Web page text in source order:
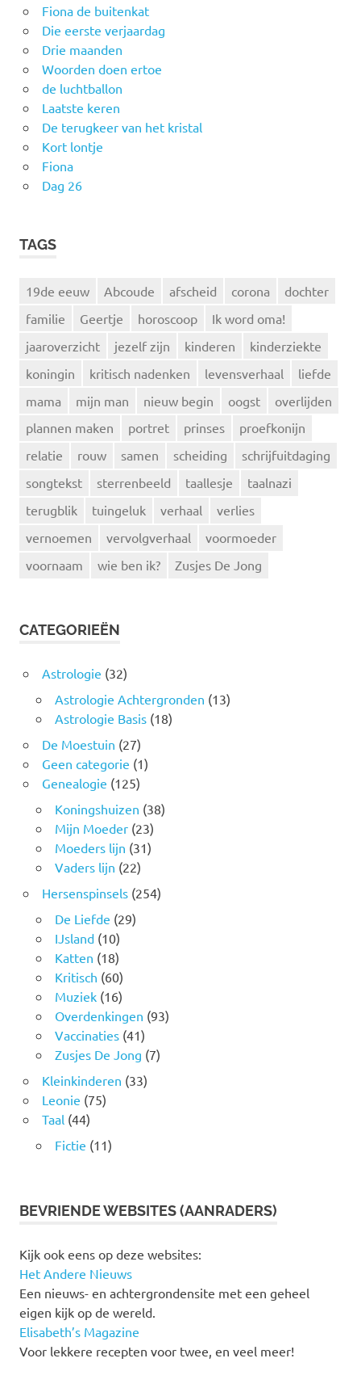
Fiona de buitenkat
Die eerste verjaardag
Drie maanden
Woorden doen ertoe
de luchtballon
Laatste keren
De terugkeer van het kristal
Kort lontje
Fiona
Dag 26
TAGS
19de eeuw Abcoude afscheid corona
dochter
familie
Geertje horoscoop
Ik word oma!
jaaroverzicht
jezelf zijn kinderen
kinderziekte
koningin
kritisch nadenken levensverhaal
liefde
mama
mijn man nieuw begin oogst
overlijden
plannen maken
portret prinses
proefkonijn
relatie
rouw samen scheiding
schrijfuitdaging
songtekst
sterrenbeeld taallesje
taalnazi
terugblik
tuingeluk verhaal
verlies
vernoemen
vervolgverhaal
voormoeder
voornaam
wie ben ik? Zusjes De Jong
CATEGORIEËN
Astrologie (32)
Astrologie Achtergronden (13)
Astrologie Basis(18)
De Moestuin (27)
Geen categorie (1)
Genealogie (125)
Koningshuizen (38)
Mijn Moeder(23)
Moeders lijn (31)
Vaders lijn (22)
Hersenspinsels(254)
De Liefde (29)
IJsland(10)
Katten (18)
Kritisch (60)
Muziek(16)
Overdenkingen (93)
Vaccinaties(41)
Zusjes De Jong (7)
Kleinkinderen (33)
Leonie (75)
Taal(44)
Fictie (11)
BEVRIENDE WEBSITES (AANRADERS)
Kijk ook eens op deze websites:
Het Andere Nieuws
Een nieuws- en achtergrondensite met een geheel
eigen kijk op de wereld.
Elisabeth’s Magazine
Voor lekkere recepten voor twee, en veel meer!